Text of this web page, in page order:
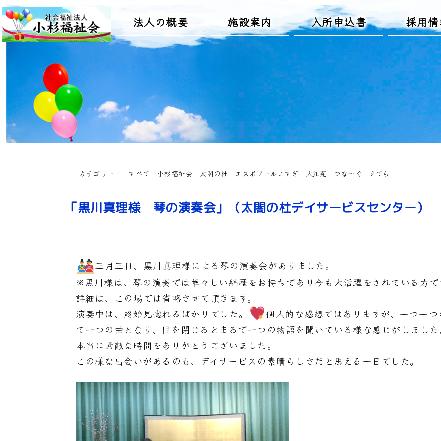
法人の概要 施設案内 入所申込書 採用
カテゴリー： すべて 小杉福祉会 太閤の杜 エスポワールこすぎ 大江苑 つな～ぐ えてら
「黒川真理様 琴の演奏会」（太閤の杜デイサービスセンター）
三月三日、黒川真理様による琴の演奏会がありました。
※黒川様は、琴の演奏では華々しい経歴をお持ちであり今も大活躍をされている方で
詳細は、この場では省略させて頂きます。
演奏中は、終始見惚れるばかりでした。
個人的な感想ではありますが、一つ一
て一つの曲となり、目を閉じるとまるで一つの物語を聞いている様な感じがしまし
本当に素敵な時間をありがとうございました。
この様な出会いがあるのも、デイサービスの素晴らしさだと思える一日でした。